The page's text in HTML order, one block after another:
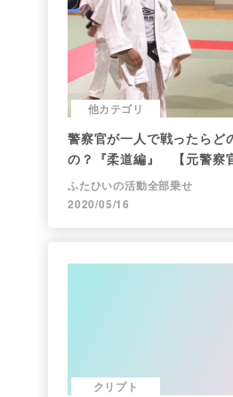
他カテゴリ
警察官が一人で戦ったらど
の？『柔道編』 【元警察
ふたひいの活動全部乗せ
2020/05/16
クリプト